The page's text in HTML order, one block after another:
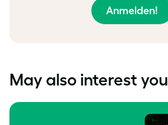
Anmelden!
May also interest you